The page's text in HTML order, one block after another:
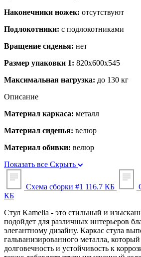
Наконечники ножек: отсутствуют
Подлокотники: с подлокотниками
Вращение сиденья: нет
Размер упаковки 1: 820x600x545
Максимальная нагрузка: до 130 кг
Описание
Материал каркаса: металл
Материал сиденья: велюр
Материал обивки: велюр
Показать все Скрыть
Схема сборки #1 116.7 КБ
КБ
Стул Kamelia - это стильный и
подойдет для различных интерьеров
элегантному дизайну. Каркас стула
гальванизированного металла,
долговечность и устойчивость к